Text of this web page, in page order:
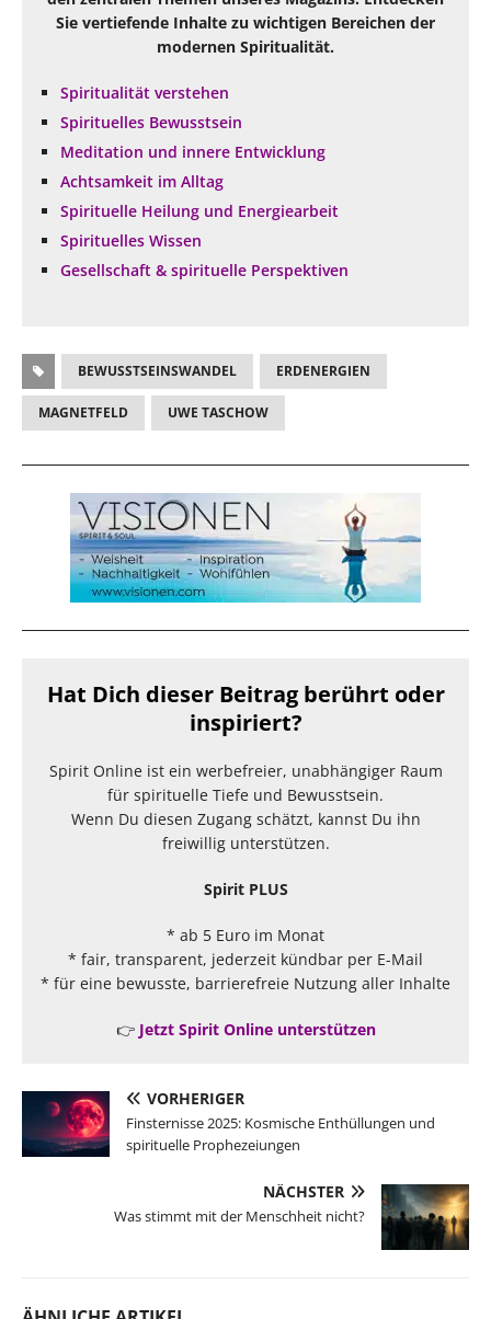
Sie vertiefende Inhalte zu wichtigen Bereichen der
modernen Spiritualität.
Spiritualität verstehen
Spirituelles Bewusstsein
Meditation und innere Entwicklung
Achtsamkeit im Alltag
Spirituelle Heilung und Energiearbeit
Spirituelles Wissen
Gesellschaft & spirituelle Perspektiven
BEWUSSTSEINSWANDEL ERDENERGIEN
MAGNETFELD UWE TASCHOW
Hat Dich dieser Beitrag berührt oder
inspiriert?
Spirit Online ist ein werbefreier, unabhängiger Raum
für spirituelle Tiefe und Bewusstsein.
Wenn Du diesen Zugang schätzt, kannst Du ihn
freiwillig unterstützen.
Spirit PLUS
* ab 5 Euro im Monat
* fair, transparent, jederzeit kündbar per E-Mail
* für eine bewusste, barrierefreie Nutzung aller Inhalte
👉 Jetzt Spirit Online unterstützen
VORHERIGER
Finsternisse 2025: Kosmische Enthüllungen und
spirituelle Prophezeiungen
NÄCHSTER
Was stimmt mit der Menschheit nicht?